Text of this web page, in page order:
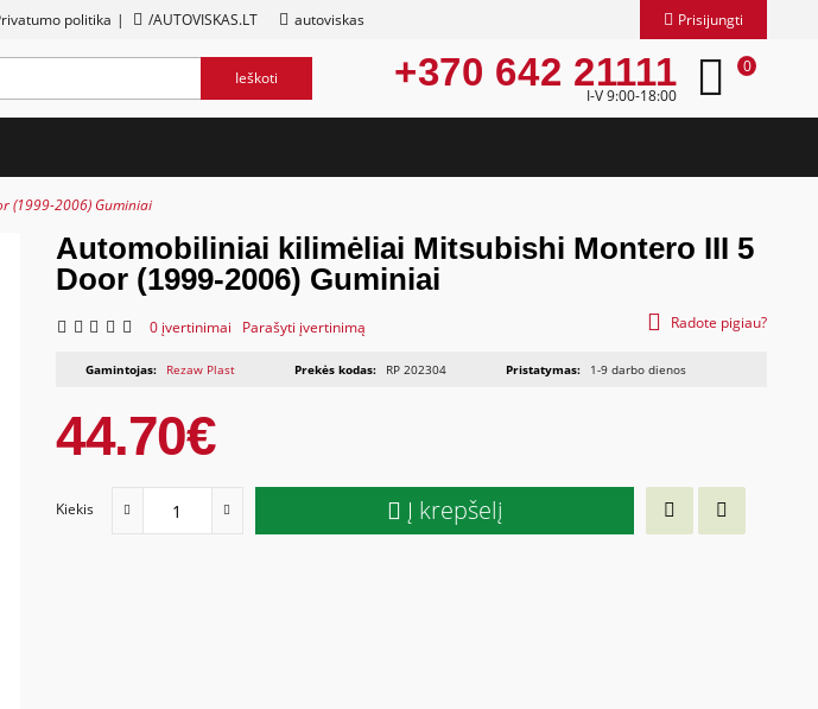
politika | /AUTOVISKAS.LT autoviskas Prisijungti
Ieškoti +370 642 21111
I-V 9:00-18:00
0
(1999-2006) Guminiai
Automobiliniai kilimėliai Mitsubishi Montero III 5
Door (1999-2006) Guminiai
0 įvertinimai Parašyti įvertinimą Radote pigiau?
Gamintojas: Rezaw Plast Prekės kodas: RP 202304 Pristatymas: 1-9 darbo dienos
44.70€
Kiekis Į krepšelį